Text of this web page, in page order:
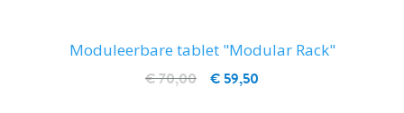
Moduleerbare tablet "Modular Rack"
€ 59,50
€ 70,00